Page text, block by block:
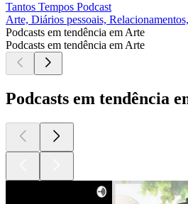
Tantos Tempos Podcast
Arte, Diários pessoais,
Podcasts em tendência em Arte
Podcasts em tendência em Arte
Podcasts em tendência